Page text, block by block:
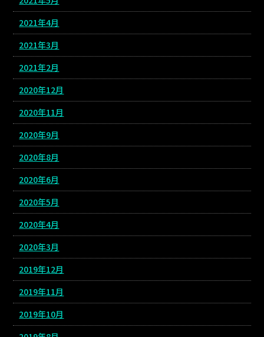
2021年4月
2021年3月
2021年2月
2020年12月
2020年11月
2020年9月
2020年8月
2020年6月
2020年5月
2020年4月
2020年3月
2019年12月
2019年11月
2019年10月